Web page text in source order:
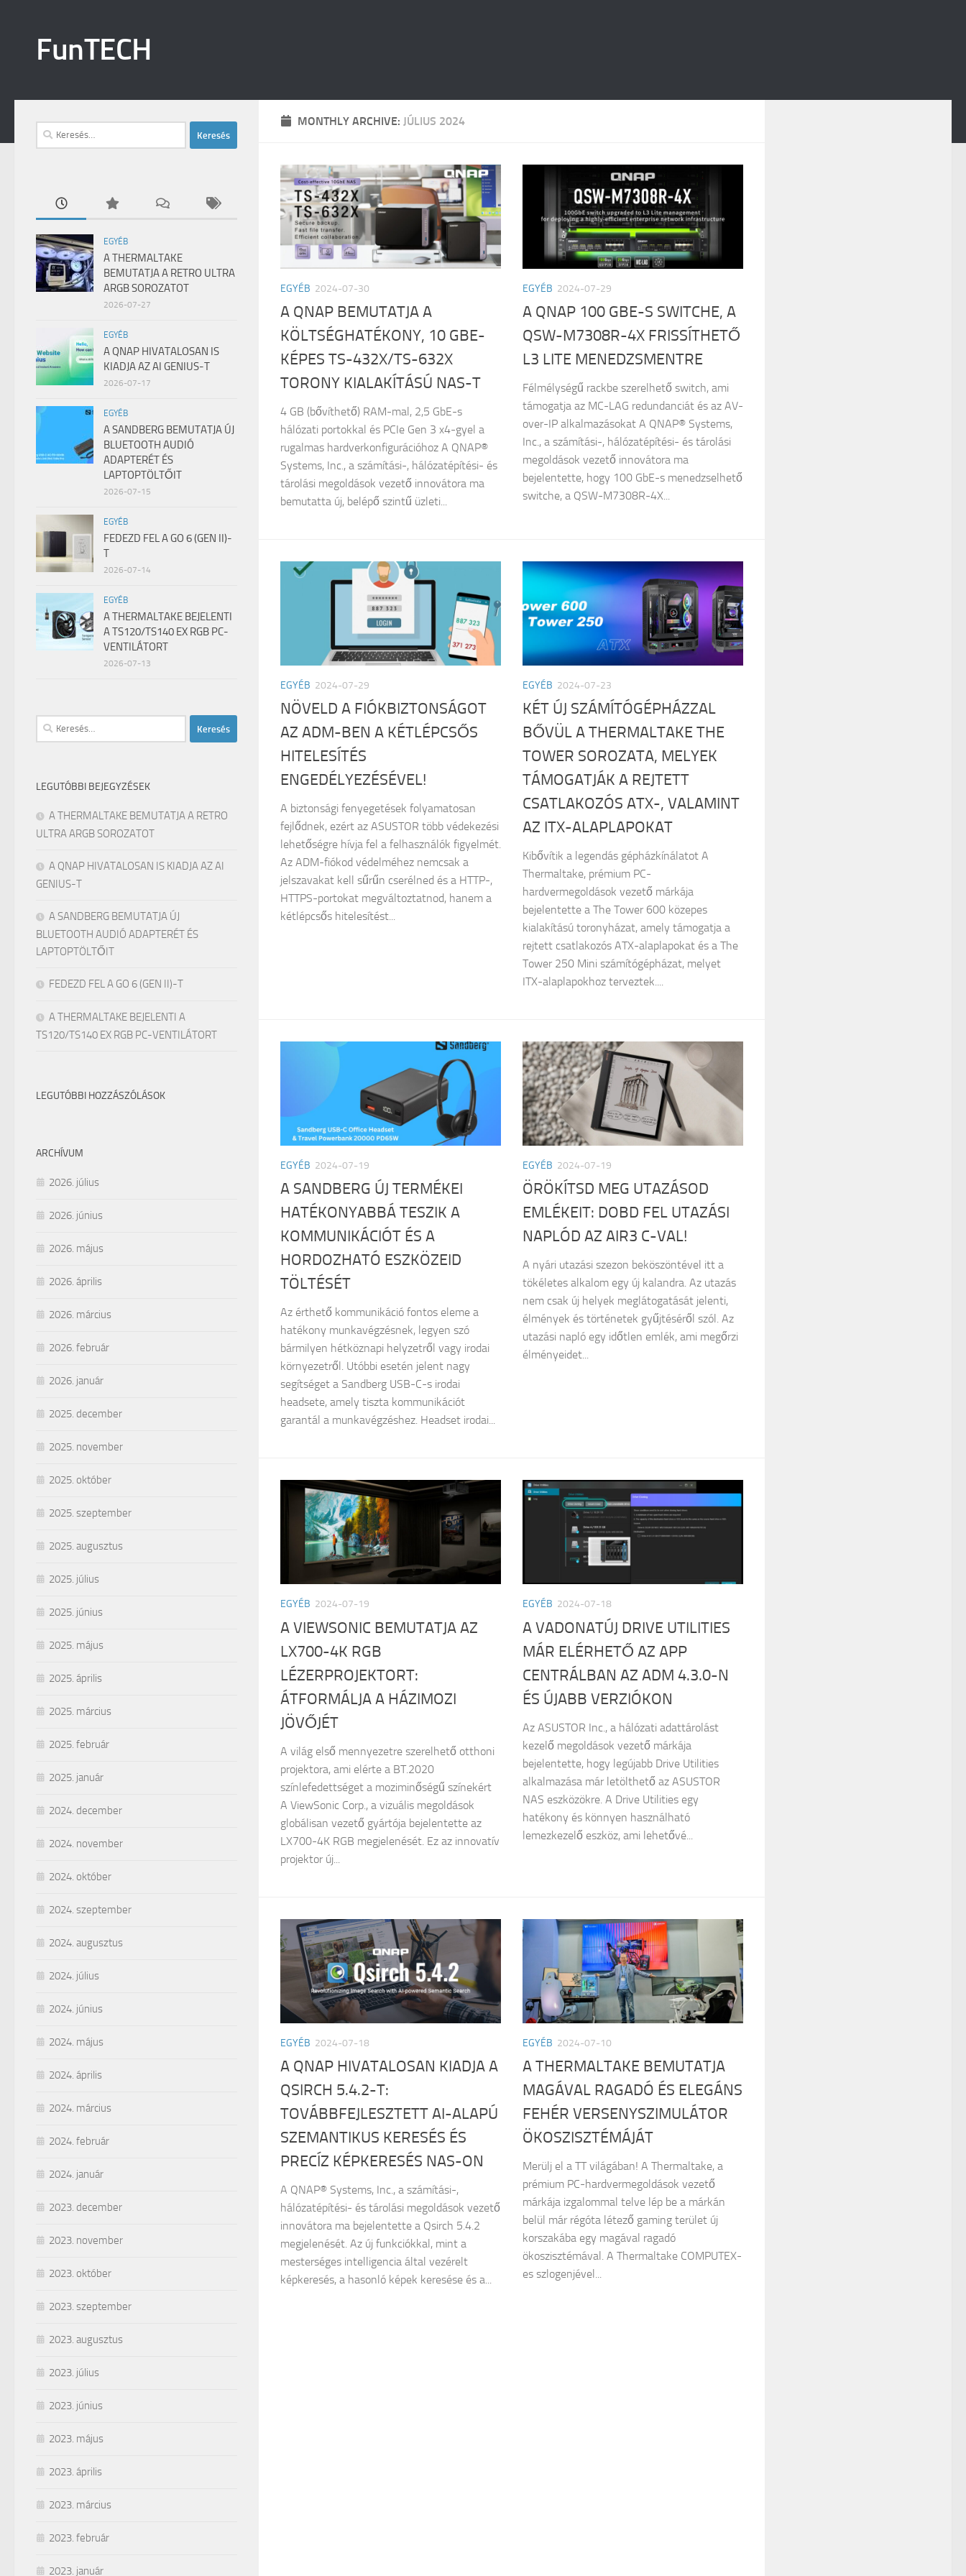
FunTECH
MONTHLY ARCHIVE: JÚLIUS 2024
EGYÉB 2024-07-30
A QNAP BEMUTATJA A
KÖLTSÉGHATÉKONY, 10 GBE-
KÉPES TS-432X/TS-632X
TORONY KIALAKÍTÁSÚ NAS-T
4 GB (bővíthető) RAM-mal, 2,5 GbE-s
hálózati portokkal és PCIe Gen 3 x4-gyel a
rugalmas hardverkonfigurációhoz A QNAP®
Systems, Inc., a számítási-, hálózatépítési- és
tárolási megoldások vezető innovátora ma
bemutatta új, belépő szintű üzleti...
EGYÉB 2024-07-29
A QNAP 100 GBE-S SWITCHE, A
QSW-M7308R-4X FRISSÍTHETŐ
L3 LITE MENEDZSMENTRE
Félmélységű rackbe szerelhető switch, ami
támogatja az MC-LAG redundanciát és az AV-
over-IP alkalmazásokat A QNAP® Systems,
Inc., a számítási-, hálózatépítési- és tárolási
megoldások vezető innovátora ma
bejelentette, hogy 100 GbE-s menedzselhető
switche, a QSW-M7308R-4X...
EGYÉB 2024-07-29
NÖVELD A FIÓKBIZTONSÁGOT
AZ ADM-BEN A KÉTLÉPCSŐS
HITELESÍTÉS
ENGEDÉLYEZÉSÉVEL!
A biztonsági fenyegetések folyamatosan
fejlődnek, ezért az ASUSTOR több védekezési
lehetőségre hívja fel a felhasználók figyelmét.
Az ADM-fiókod védelméhez nemcsak a
jelszavakat kell sűrűn cserélned és a HTTP-,
HTTPS-portokat megváltoztatnod, hanem a
kétlépcsős hitelesítést...
EGYÉB 2024-07-23
KÉT ÚJ SZÁMÍTÓGÉPHÁZZAL
BŐVÜL A THERMALTAKE THE
TOWER SOROZATA, MELYEK
TÁMOGATJÁK A REJTETT
CSATLAKOZÓS ATX-, VALAMINT
AZ ITX-ALAPLAPOKAT
Kibővítik a legendás gépházkínálatot A
Thermaltake, prémium PC-
hardvermegoldások vezető márkája
bejelentette a The Tower 600 közepes
kialakítású toronyházat, amely támogatja a
rejtett csatlakozós ATX-alaplapokat és a The
Tower 250 Mini számítógépházat, melyet
ITX-alaplapokhoz terveztek....
EGYÉB 2024-07-19
A SANDBERG ÚJ TERMÉKEI
HATÉKONYABBÁ TESZIK A
KOMMUNIKÁCIÓT ÉS A
HORDOZHATÓ ESZKÖZEID
TÖLTÉSÉT
Az érthető kommunikáció fontos eleme a
hatékony munkavégzésnek, legyen szó
bármilyen hétköznapi helyzetről vagy irodai
környezetről. Utóbbi esetén jelent nagy
segítséget a Sandberg USB-C-s irodai
headsete, amely tiszta kommunikációt
garantál a munkavégzéshez. Headset irodai...
EGYÉB 2024-07-19
ÖRÖKÍTSD MEG UTAZÁSOD
EMLÉKEIT: DOBD FEL UTAZÁSI
NAPLÓD AZ AIR3 C-VAL!
A nyári utazási szezon beköszöntével itt a
tökéletes alkalom egy új kalandra. Az utazás
nem csak új helyek meglátogatását jelenti,
élmények és történetek gyűjtéséről szól. Az
utazási napló egy időtlen emlék, ami megőrzi
élményeidet...
EGYÉB 2024-07-19
A VIEWSONIC BEMUTATJA AZ
LX700-4K RGB
LÉZERPROJEKTORT:
ÁTFORMÁLJA A HÁZIMOZI
JÖVŐJÉT
A világ első mennyezetre szerelhető otthoni
projektora, ami elérte a BT.2020
színlefedettséget a moziminőségű színekért
A ViewSonic Corp., a vizuális megoldások
globálisan vezető gyártója bejelentette az
LX700-4K RGB megjelenését. Ez az innovatív
projektor új...
EGYÉB 2024-07-18
A VADONATÚJ DRIVE UTILITIES
MÁR ELÉRHETŐ AZ APP
CENTRÁLBAN AZ ADM 4.3.0-N
ÉS ÚJABB VERZIÓKON
Az ASUSTOR Inc., a hálózati adattárolást
kezelő megoldások vezető márkája
bejelentette, hogy legújabb Drive Utilities
alkalmazása már letölthető az ASUSTOR
NAS eszközökre. A Drive Utilities egy
hatékony és könnyen használható
lemezkezelő eszköz, ami lehetővé...
EGYÉB 2024-07-18
A QNAP HIVATALOSAN KIADJA A
QSIRCH 5.4.2-T:
TOVÁBBFEJLESZTETT AI-ALAPÚ
SZEMANTIKUS KERESÉS ÉS
PRECÍZ KÉPKERESÉS NAS-ON
A QNAP® Systems, Inc., a számítási-,
hálózatépítési- és tárolási megoldások vezető
innovátora ma bejelentette a Qsirch 5.4.2
megjelenését. Az új funkciókkal, mint a
mesterséges intelligencia által vezérelt
képkeresés, a hasonló képek keresése és a...
EGYÉB 2024-07-10
A THERMALTAKE BEMUTATJA
MAGÁVAL RAGADÓ ÉS ELEGÁNS
FEHÉR VERSENYSZIMULÁTOR
ÖKOSZISZTÉMÁJÁT
Merülj el a TT világában! A Thermaltake, a
prémium PC-hardvermegoldások vezető
márkája izgalommal telve lép be a márkán
belül már régóta létező gaming terület új
korszakába egy magával ragadó
ökoszisztémával. A Thermaltake COMPUTEX-
es szlogenjével...
Keresés:
EGYÉB
A THERMALTAKE
BEMUTATJA A RETRO ULTRA
ARGB SOROZATOT
2026-07-27
EGYÉB
A QNAP HIVATALOSAN IS
KIADJA AZ AI GENIUS-T
2026-07-17
EGYÉB
A SANDBERG BEMUTATJA ÚJ
BLUETOOTH AUDIÓ
ADAPTERÉT ÉS
LAPTOPTÖLTŐIT
2026-07-15
EGYÉB
FEDEZD FEL A GO 6 (GEN II)-
T
2026-07-14
EGYÉB
A THERMALTAKE BEJELENTI
A TS120/TS140 EX RGB PC-
VENTILÁTORT
2026-07-13
Keresés:
LEGUTÓBBI BEJEGYZÉSEK
A THERMALTAKE BEMUTATJA A RETRO
ULTRA ARGB SOROZATOT
A QNAP HIVATALOSAN IS KIADJA AZ AI
GENIUS-T
A SANDBERG BEMUTATJA ÚJ
BLUETOOTH AUDIÓ ADAPTERÉT ÉS
LAPTOPTÖLTŐIT
FEDEZD FEL A GO 6 (GEN II)-T
A THERMALTAKE BEJELENTI A
TS120/TS140 EX RGB PC-VENTILÁTORT
LEGUTÓBBI HOZZÁSZÓLÁSOK
ARCHÍVUM
2026. július
2026. június
2026. május
2026. április
2026. március
2026. február
2026. január
2025. december
2025. november
2025. október
2025. szeptember
2025. augusztus
2025. július
2025. június
2025. május
2025. április
2025. március
2025. február
2025. január
2024. december
2024. november
2024. október
2024. szeptember
2024. augusztus
2024. július
2024. június
2024. május
2024. április
2024. március
2024. február
2024. január
2023. december
2023. november
2023. október
2023. szeptember
2023. augusztus
2023. július
2023. június
2023. május
2023. április
2023. március
2023. február
2023. január